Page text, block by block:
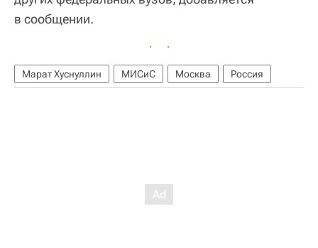
в сообщении.
Марат Хуснуллин МИСиС Москва Россия